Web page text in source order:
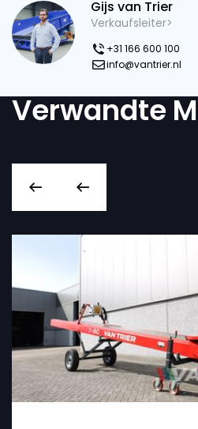
Gijs van Trier
Verkaufsleiter>
+31 166 600 100
info@vantrier.nl
Verwandte